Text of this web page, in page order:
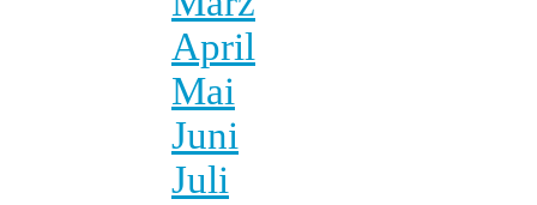
April
Mai
Juni
Juli